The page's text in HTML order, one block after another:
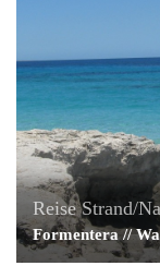
Reise Strand/
Formentera //